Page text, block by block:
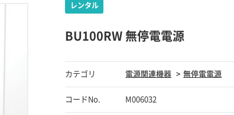
BU100RW 無停電電源
カテゴリ 電源関連機器 無停電電源
コードNo. M006032